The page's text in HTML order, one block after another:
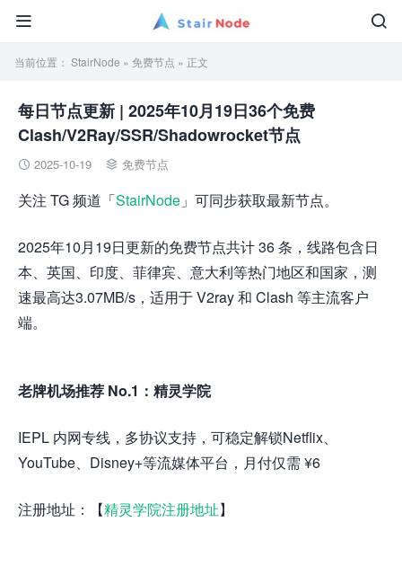


当前位置： StairNode » 免费节点 » 正文
每日节点更新 | 2025年10月19日36个免费
Clash/V2Ray/SSR/Shadowrocket节点
 2025-10-19  免费节点
关注 TG 频道「StairNode 」可同步获取最新节点。
2025年10月19日更新的免费节点共计 36 条，线路包含日
本、英国、印度、菲律宾、意大利等热门地区和国家，测
速最高达3.07MB/s，适用于 V2ray 和 Clash 等主流客户
端。
老牌机场推荐 No.1：精灵学院
IEPL 内网专线，多协议支持，可稳定解锁Netflix、
YouTube、Disney+等流媒体平台，月付仅需 ¥6
注册地址：【精灵学院注册地址】